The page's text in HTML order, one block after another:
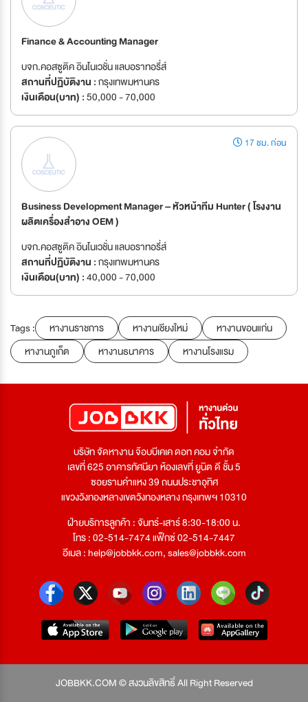
Finance & Accounting Manager
บจก.คอสซูติค อินโนเวชั่น แลบอราทอรี่ส์
สถานที่ปฏิบัติงาน :กรุงเทพมหานคร
เงินเดือน(บาท) :50,000 - 70,000
17 ชม. ก่อน
Business Development Manager – หัวหน้าทีม Hunter ( โรงงาน
ผลิตเครื่องสำอาง OEM )
บจก.คอสซูติค อินโนเวชั่น แลบอราทอรี่ส์
สถานที่ปฏิบัติงาน :กรุงเทพมหานคร
เงินเดือน(บาท) :40,000 - 70,000
Tags : หางานราชการ หางานเชียงใหม่
หางานขอนแก่น
หางานภูเก็ต
หางานธนาคาร หางานโรงแรม
บริษัท จัดหางาน จ๊อบบีเคเค ดอท คอม จำกัด
เลขที่ 625 อาคารทัศนียา ห้องเลขที่ ยูนิต ดี ชั้น 5
ซอยรามคำแหง 39 ถนนประชาอุทิศ
แขวงวังทองหลางเขตวังทองหลาง กรุงเทพฯ 10310
ฝ่ายบริการลูกค้า : จันทร์-เสาร์ 8:30-18:00 น.
โทร : 02-514-7474 แฟ็กซ์ 02-514-7447
อีเมล :help@jobbkk.com,sales@jobbkk.com
JOBBKK.COM © สงวนลิขสิทธิ์ All Right Reserved